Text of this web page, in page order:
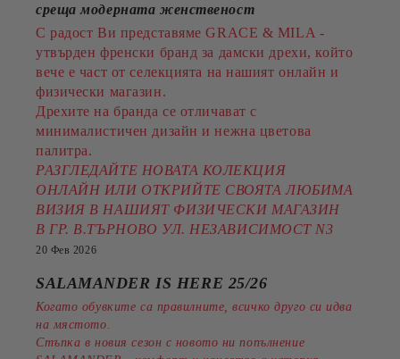
среща модерната женственост
С радост Ви представяме GRACE & MILA -
утвърден френски бранд за дамски дрехи, който
вече е част от селекцията на нашият онлайн и
физически магазин.
Дрехите на бранда се отличават с
минималистичен дизайн и нежна цветова
палитра.
РАЗГЛЕДАЙТЕ НОВАТА КОЛЕКЦИЯ
ОНЛАЙН ИЛИ ОТКРИЙТЕ СВОЯТА ЛЮБИМА
ВИЗИЯ В НАШИЯТ ФИЗИЧЕСКИ МАГАЗИН
В ГР. В.ТЪРНОВО УЛ. НЕЗАВИСИМОСТ N3
20 Фев 2026
SALAMANDER IS HERE 25/26
Когато обувките са правилните, всичко друго си идва
на мястото.
Стъпка в новия сезон с новото ни попълнение